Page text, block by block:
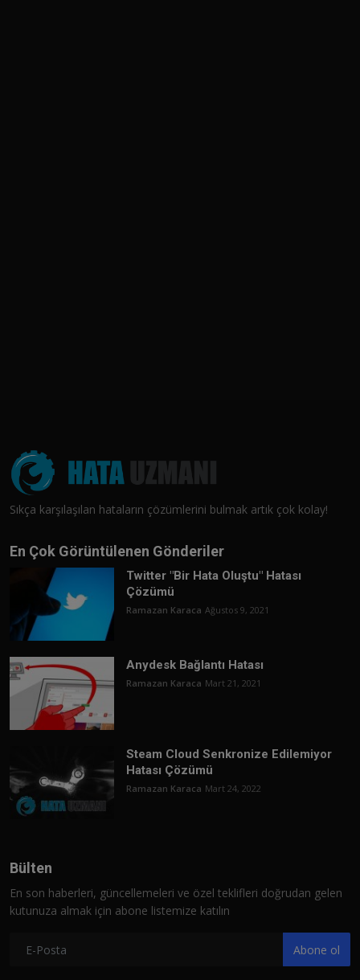
Sıkça karşılaşılan hataların çözümlerini bulmak artık çok kolay!
En Çok Görüntülenen Gönderiler
Twitter "Bir Hata Oluştu" Hatası
Çözümü
Ramazan Karaca Ağustos 9, 2021
Anydesk Bağlantı Hatası
Ramazan Karaca Mart 21, 2021
Steam Cloud Senkronize Edilemiyor
Hatası Çözümü
Ramazan Karaca Mart 24, 2022
Bülten
En son haberleri, güncellemeleri ve özel teklifleri doğrudan gelen
kutunuza almak için abone listemize katılın
Abone ol